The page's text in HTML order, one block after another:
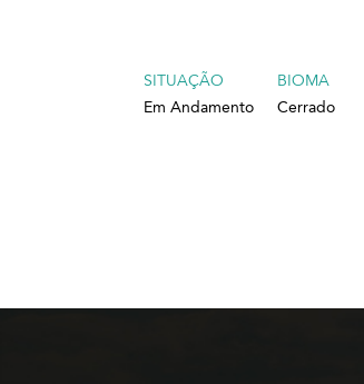
SITUAÇÃO
Em Andamento
BIOMA
Cerrado